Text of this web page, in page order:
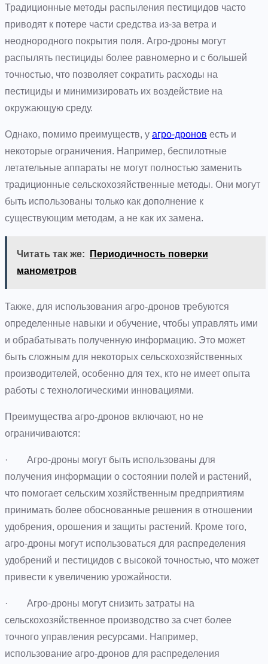
Традиционные методы распыления пестицидов часто
приводят к потере части средства из-за ветра и
неоднородного покрытия поля. Агро-дроны могут
распылять пестициды более равномерно и с большей
точностью, что позволяет сократить расходы на
пестициды и минимизировать их воздействие на
окружающую среду.
Однако, помимо преимуществ, у агро-дронов есть и
некоторые ограничения. Например, беспилотные
летательные аппараты не могут полностью заменить
традиционные сельскохозяйственные методы. Они могут
быть использованы только как дополнение к
существующим методам, а не как их замена.
Читать так же:
Периодичность поверки
манометров
Также, для использования агро-дронов требуются
определенные навыки и обучение, чтобы управлять ими
и обрабатывать полученную информацию. Это может
быть сложным для некоторых сельскохозяйственных
производителей, особенно для тех, кто не имеет опыта
работы с технологическими инновациями.
Преимущества агро-дронов включают, но не
ограничиваются:
· Агро-дроны могут быть использованы для
получения информации о состоянии полей и растений,
что помогает сельским хозяйственным предприятиям
принимать более обоснованные решения в отношении
удобрения, орошения и защиты растений. Кроме того,
агро-дроны могут использоваться для распределения
удобрений и пестицидов с высокой точностью, что может
привести к увеличению урожайности.
· Агро-дроны могут снизить затраты на
сельскохозяйственное производство за счет более
точного управления ресурсами. Например,
использование агро-дронов для распределения